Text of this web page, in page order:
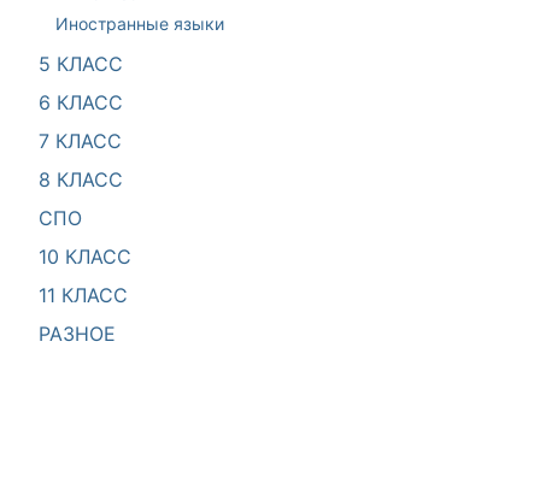
Иностранные языки
5 КЛАСС
6 КЛАСС
7 КЛАСС
8 КЛАСС
СПО
10 КЛАСС
11 КЛАСС
РАЗНОЕ